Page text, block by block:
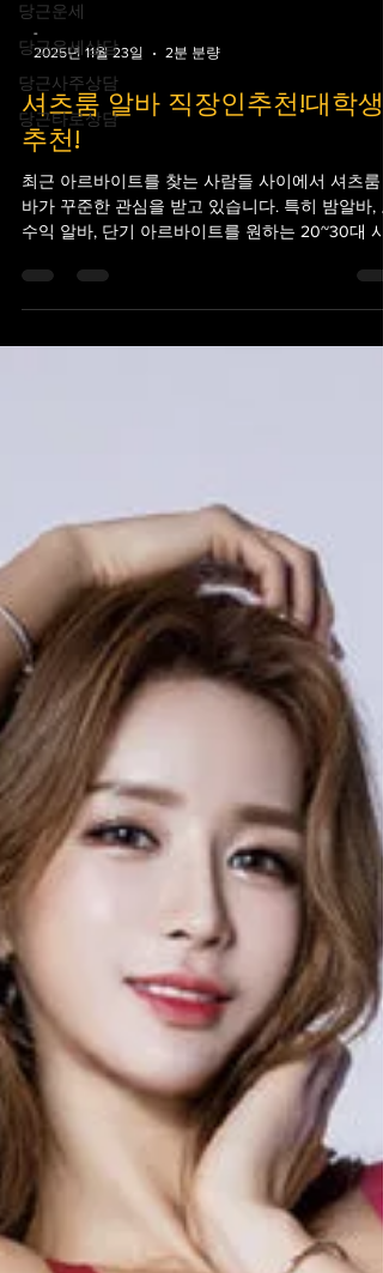
당근운세
당근운세상담
당근사주상담
당근타로상담
-
2025년 11월 23일
2분 분량
셔츠룸 알바 직장인추천!대학생
추천!
최근 아르바이트를 찾는 사람들 사이에서 셔츠룸
수익 알바, 단기 아르바이트를 원하는 20~30대 사
손님 응대, 매장 보조 등 다양한 업무를 포함하며,
원의 의상을 관리하는 공간에서 유래했으며, 실제
업무는 단순 의상 관리뿐 아니라 테이블 관리, 음료
서빙, 손님 응대 등 다양한 서비스 업무가 포함됩니
다. 최근에는 법적 근거와 안전 관리가 잘 갖춰진
법 업소 중심의 아르바이트가 늘면서, 셔츠룸 알바
는 보다 안정적인 야간 아르바이트로 자리 잡았습